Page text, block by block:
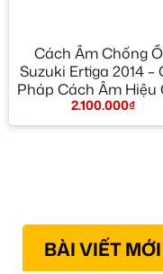
Cách Âm Chống
Suzuki Ertiga 2014 –
Pháp Cách Âm Hiệu
2.100.000₫
BÀI VIẾT MỚI